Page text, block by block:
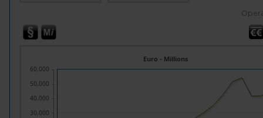
Euro - Millions
30,000
40,000
50,000
60,000